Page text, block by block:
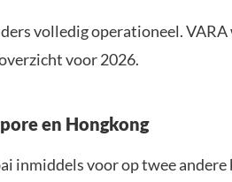
volledig operationeel.
voor 2026.
en Hongkong
inmiddels voor op twee andere